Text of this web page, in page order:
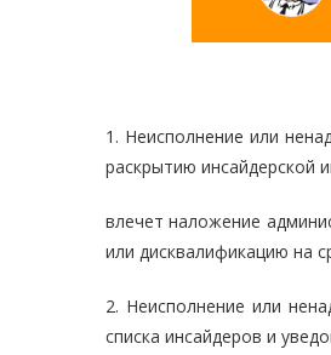
1. Неисполнение или
раскрытию инсайдерской
влечет наложение
или дисквалификацию на
2. Неисполнение или
списка инсайдеров и